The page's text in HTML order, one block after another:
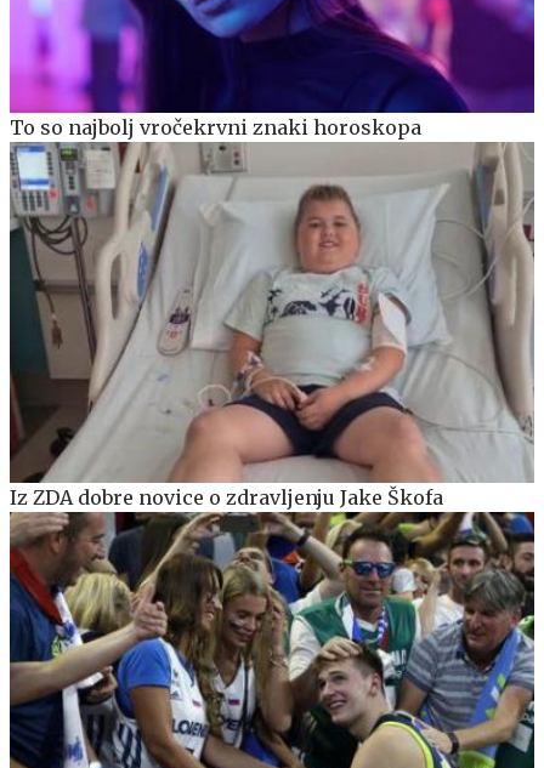
To so najbolj vročekrvni znaki horoskopa
Iz ZDA dobre novice o zdravljenju Jake Škofa